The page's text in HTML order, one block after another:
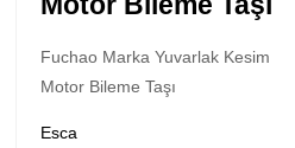
Fuchao Marka Yuvarlak Kesim
Motor Bileme Taşı
Esca